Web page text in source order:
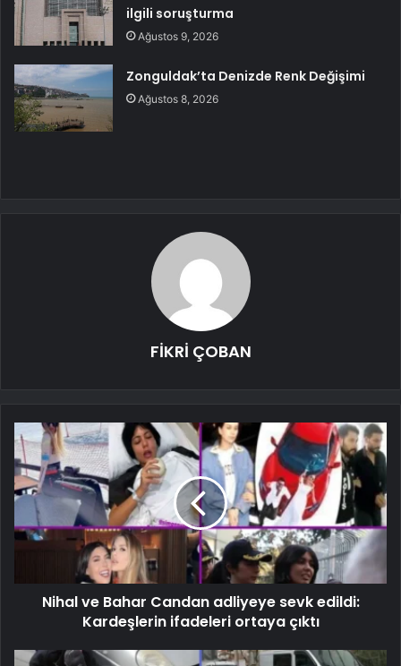
ilgili soruşturma
Ağustos 9, 2026
Zonguldak’ta Denizde Renk Değişimi
Ağustos 8, 2026
FİKRİ ÇOBAN
Nihal ve Bahar Candan adliyeye sevk edildi:
Kardeşlerin ifadeleri ortaya çıktı